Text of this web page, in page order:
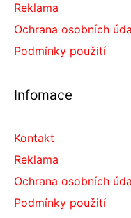
Reklama
Ochrana osobních
Podmínky použití
Infomace
Kontakt
Reklama
Ochrana osobních
Podmínky použití